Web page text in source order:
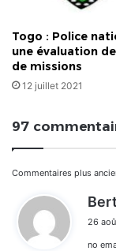
Togo : Police
une évaluation
de missions
12 juillet 2021
97
dans
les
Commentaires plus
26
no